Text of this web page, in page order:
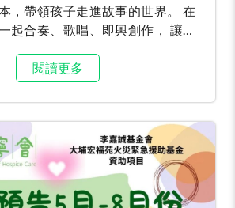
，帶領孩子走進故事的世界。 在
起合奏、歌唱、即興創作， 讓音
認識「失去」、「悲傷」與「思
己的方式好好感受、好好告別。
閱讀更多